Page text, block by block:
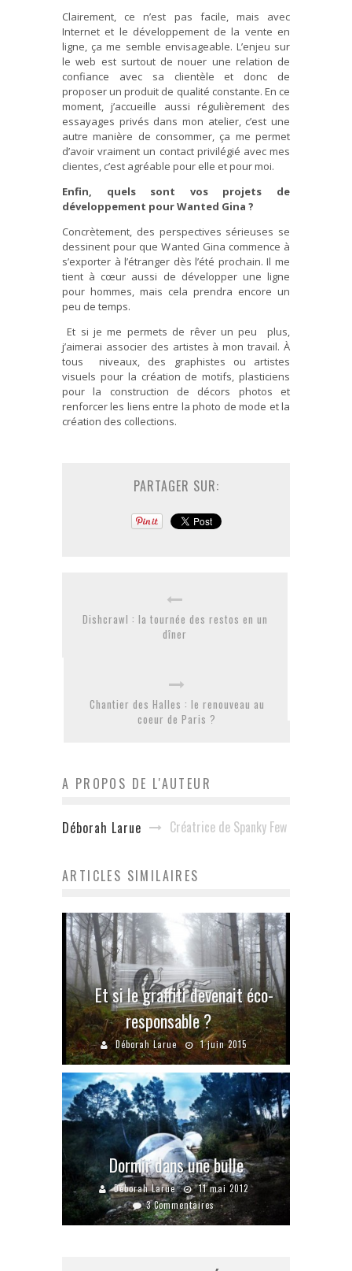
Clairement, ce n’est pas facile, mais avec
Internet et le développement de la vente en
ligne, ça me semble envisageable. L’enjeu sur
le web est surtout de nouer une relation de
confiance avec sa clientèle et donc de
proposer un produit de qualité constante. En ce
moment, j’accueille aussi régulièrement des
essayages privés dans mon atelier, c’est une
autre manière de consommer, ça me permet
d’avoir vraiment un contact privilégié avec mes
clientes, c’est agréable pour elle et pour moi.
Enfin, quels sont vos projets de
développement pour Wanted Gina ?
Concrètement, des perspectives sérieuses se
dessinent pour que Wanted Gina commence à
s’exporter à l’étranger dès l’été prochain. Il me
tient à cœur aussi de développer une ligne
pour hommes, mais cela prendra encore un
peu de temps.
Et si je me permets de rêver un peu plus,
j’aimerai associer des artistes à mon travail. À
tous niveaux, des graphistes ou artistes
visuels pour la création de motifs, plasticiens
pour la construction de décors photos et
renforcer les liens entre la photo de mode et la
création des collections.
PARTAGER SUR:
Dishcrawl : la tournée des restos en un
dîner
Chantier des Halles : le renouveau au
coeur de Paris ?
A PROPOS DE L'AUTEUR
Déborah Larue Créatrice de Spanky Few
ARTICLES SIMILAIRES
Et si le graffiti devenait éco-
responsable ?
Déborah Larue 1 juin 2015
Dormir dans une bulle
Déborah Larue
11 mai 2012
3 Commentaires